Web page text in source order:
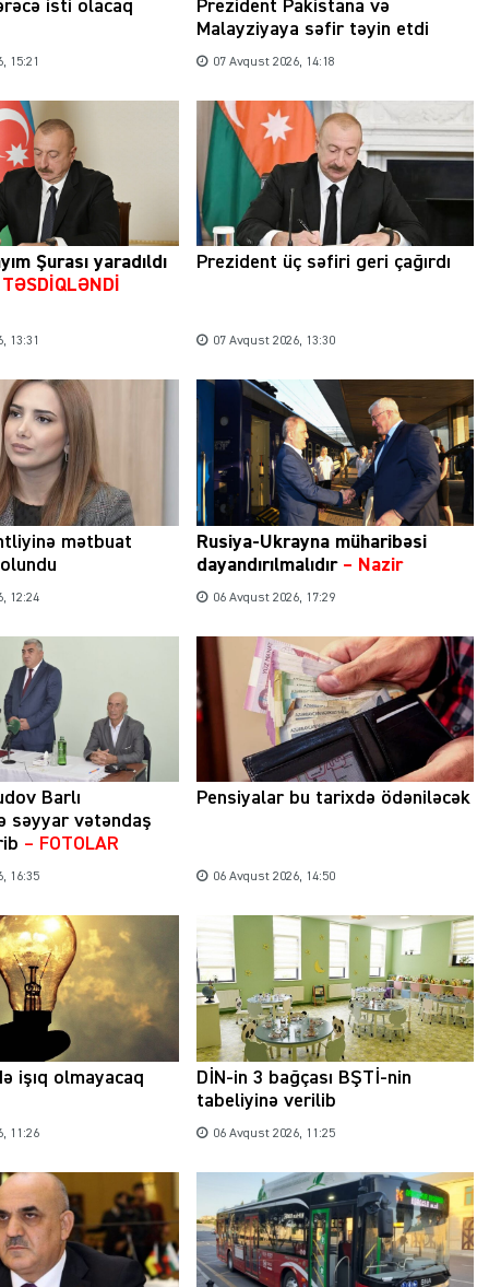
isti olacaq
15:21
Prezident Pakistana və
Malayziyaya səfir təyin etdi
07 Avqust 2026, 14:18
Şurası yaradıldı
13:31
Prezident üç səfiri geri çağırdı
07 Avqust 2026, 13:30
mətbuat
12:24
Rusiya-Ukrayna müharibəsi
dayandırılmalıdır– Nazir
06 Avqust 2026, 17:29
Barlı
səyyar vətəndaş
– FOTOLAR
16:35
Pensiyalar bu tarixdə ödəniləcək
06 Avqust 2026, 14:50
işıq olmayacaq
11:26
DİN-in 3 bağçası BŞTİ-nin
tabeliyinə verilib
06 Avqust 2026, 11:25